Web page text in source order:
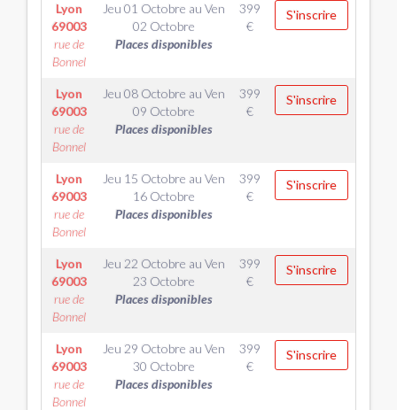
Lyon
69003
rue de
Bonnel
Jeu 01 Octobre au Ven
02 Octobre
Places disponibles
399
€
S'inscrire
Lyon
69003
rue de
Bonnel
Jeu 08 Octobre au Ven
09 Octobre
Places disponibles
399
€
S'inscrire
Lyon
69003
rue de
Bonnel
Jeu 15 Octobre au Ven
16 Octobre
Places disponibles
399
€
S'inscrire
Lyon
69003
rue de
Bonnel
Jeu 22 Octobre au Ven
23 Octobre
Places disponibles
399
€
S'inscrire
Lyon
69003
rue de
Bonnel
Jeu 29 Octobre au Ven
30 Octobre
Places disponibles
399
€
S'inscrire